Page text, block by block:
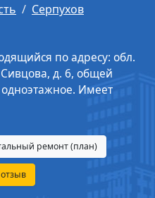
Серпухов
по адресу: обл.
Сивцова, д. 6, общей
Имеет
ремонт (план)